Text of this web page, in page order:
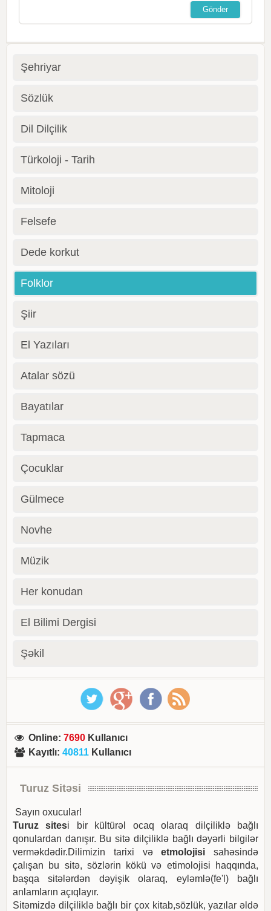
Şehriyar
Sözlük
Dil Dilçilik
Türkoloji - Tarih
Mitoloji
Felsefe
Dede korkut
Folklor
Şiir
El Yazıları
Atalar sözü
Bayatılar
Tapmaca
Çocuklar
Gülmece
Novhe
Müzik
Her konudan
El Bilimi Dergisi
Şəkil
Online:7690 Kullanıcı
Kayıtlı:40811 Kullanıcı
Turuz Sitəsi
Sayın oxucular!
Turuz sitesi bir kültürəl ocaq olaraq dilçiliklə bağlı
qonulardan danışır. Bu sitə dilçiliklə bağlı dəyərli bilgilər
verməkdədir.Dilimizin tarixi vəetmolojisi sahəsində
çalışan bu sitə, sözlərin kökü və etimolojisi haqqında,
başqa sitələrdən dəyişik olaraq, eyləmlə(fe'l) bağlı
anlamların açıqlayır.
Sitəmizdə dilçiliklə bağlı bir çox kitab,sözlük, yazılar əldə